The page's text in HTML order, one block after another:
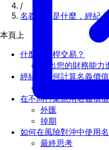
/
名義價值是什麼，經紀
本頁上
什麼是槓桿交易？
超出您的財務能力
經紀人如何計算名義價值
在不同行業應用名義價值
外匯
掉期
如何在風險對沖中使用
最終思考